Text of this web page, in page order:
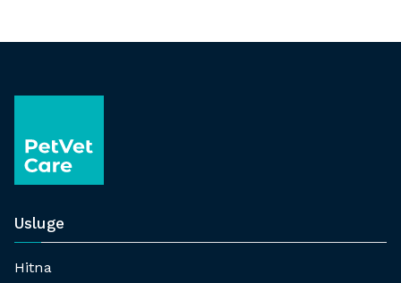
Usluge
Hitna